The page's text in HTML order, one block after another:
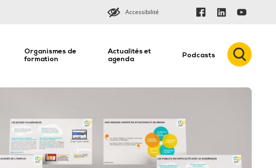
Accessibilité
Organismes de
formation
Actualités et
agenda
Podcasts